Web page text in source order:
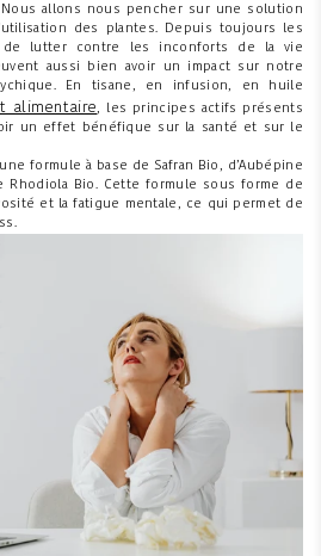
allons nous pencher sur une solution
des plantes. Depuis toujours les
lutter contre les inconforts de la vie
aussi bien avoir un impact sur notre
En tisane, en infusion, en huile
alimentaire, les principes actifs présents
un effet bénéfique sur la santé et sur le
formule à base de Safran Bio, d’Aubépine
Rhodiola Bio. Cette formule sous forme de
et la fatigue mentale, ce qui permet de